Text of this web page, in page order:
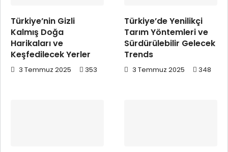
Türkiye’nin Gizli
Kalmış Doğa
Harikaları ve
Keşfedilecek Yerler
3 Temmuz 2025 353
Türkiye’de Yenilikçi
Tarım Yöntemleri ve
Sürdürülebilir Gelecek
Trends
3 Temmuz 2025 348